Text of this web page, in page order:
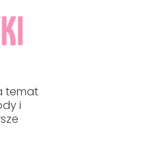
temat
i